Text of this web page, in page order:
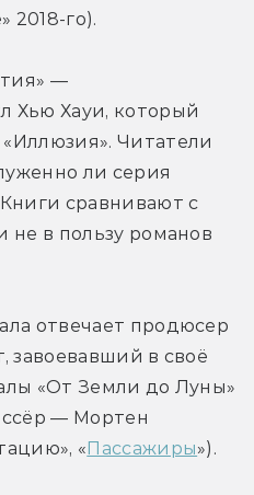
2018-го).
—
Хью Хауи, который
Читатели
ли серия
сравнивают с
не в пользу романов
отвечает продюсер
завоевавший в своё
«От Земли до Луны»
— Мортен
«Пассажиры»).